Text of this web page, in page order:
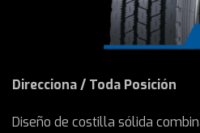
Direcciona / Toda Posición
Diseño de costilla sólida